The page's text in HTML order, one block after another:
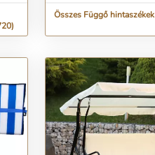
Összes Függő hintaszékek